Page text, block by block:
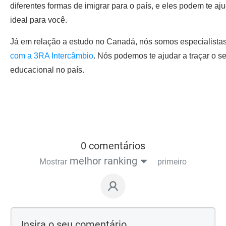
diferentes formas de imigrar para o país, e eles podem te
ideal para você.
Já em relação a estudo no Canadá, nós somos
com a 3RA Intercâmbio. Nós podemos te ajudar a traçar o
educacional no país.
0 comentários
Mostrar melhor ranking primeiro